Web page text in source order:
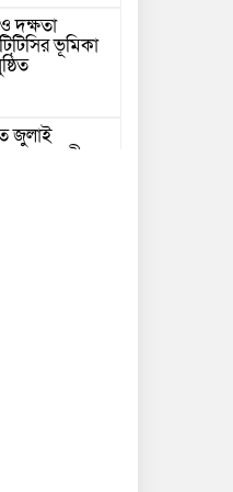
দক্ষতা
ভূমিকা
জুলাই
ফয়জুল করীম